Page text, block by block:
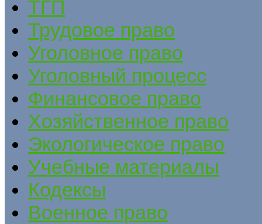
ТГП
Трудовое право
Уголовное право
Уголовный процесс
Финансовое право
Хозяйственное право
Экологическое право
Учебные материалы
Кодексы
Военное право